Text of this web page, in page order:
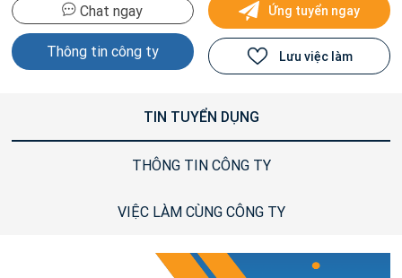
Chat ngay
Thông tin công ty
Ứng tuyển ngay
Lưu việc làm
TIN TUYỂN DỤNG
THÔNG TIN CÔNG TY
VIỆC LÀM CÙNG CÔNG TY